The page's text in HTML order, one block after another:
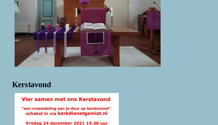
Kerstavond